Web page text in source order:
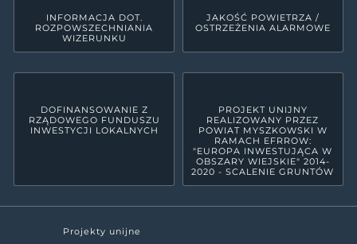
INFORMACJA DOT.
ROZPOWSZECHNIANIA
WIZERUNKU
JAKOŚĆ POWIETRZA /
OSTRZEŻENIA ALARMOWE
DOFINANSOWANIE Z
RZĄDOWEGO FUNDUSZU
INWESTYCJI LOKALNYCH
PROJEKT UNIJNY
REALIZOWANY PRZEZ
POWIAT MYSZKOWSKI W
RAMACH EFRROW:
"EUROPA INWESTUJĄCA W
OBSZARY WIEJSKIE" 2014-
2020 - SCALENIE GRUNTÓW
Projekty unijne